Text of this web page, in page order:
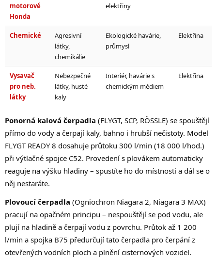
motorové
Honda
elektřiny
Chemické
Agresivní
látky,
chemikálie
Ekologické havárie,
průmysl
Elektřina
Vysavač
pro neb.
látky
Nebezpečné
látky, husté
kaly
Interiér, havárie s
chemickým médiem
Elektřina
Ponorná kalová čerpadla (FLYGT, SCP, RÖSSLE) se spouštějí
přímo do vody a čerpají kaly, bahno i hrubší nečistoty. Model
FLYGT READY 8 dosahuje průtoku 300 l/min (18 000 l/hod.)
při výtlačné spojce C52. Provedení s plovákem automaticky
reaguje na výšku hladiny – spustíte ho do místnosti a dál se o
něj nestaráte.
Plovoucí čerpadla (Ogniochron Niagara 2, Niagara 3 MAX)
pracují na opačném principu – nespouštějí se pod vodu, ale
plují na hladině a čerpají vodu z povrchu. Průtok až 1 200
l/min a spojka B75 předurčují tato čerpadla pro čerpání z
otevřených vodních ploch a plnění cisternových vozidel.